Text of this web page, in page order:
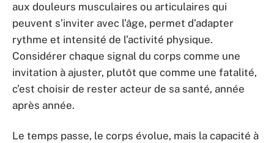
aux douleurs musculaires ou articulaires qui
peuvent s’inviter avec l’âge, permet d’adapter
rythme et intensité de l’activité physique.
Considérer chaque signal du corps comme une
invitation à ajuster, plutôt que comme une fatalité,
c’est choisir de rester acteur de sa santé, année
après année.
Le temps passe, le corps évolue, mais la capacité à